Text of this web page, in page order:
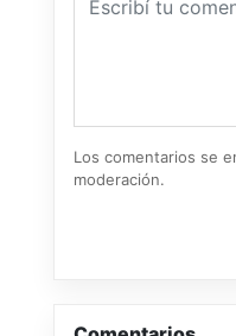
Los comentarios se
moderación.